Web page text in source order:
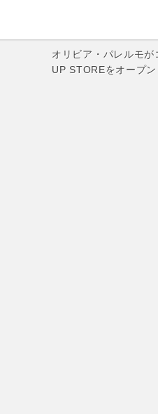
ザ･ボディショップ
http://www.the-
オリビア・パレルモ
UP STOREをオープ